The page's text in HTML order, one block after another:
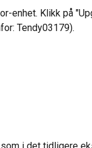
enhet. Klikk på
Tendy03179).